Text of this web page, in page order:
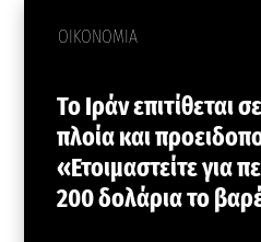
ΟΙΚΟΝΟΜΙΑ
Το Ιράν επιτίθεται
πλοία και
«Ετοιμαστείτε για
200 δολάρια το